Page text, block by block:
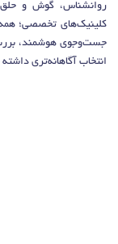
روانشناس، گوش و حلق
کلینیک‌های تخصصی؛
جست‌وجوی هوشمند،
انتخاب آگاهانه‌تری